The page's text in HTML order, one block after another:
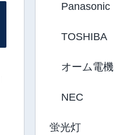
Panasonic
TOSHIBA
オーム電機
NEC
蛍光灯